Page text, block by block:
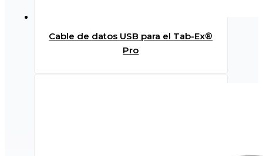
Cable de datos USB para el Tab-Ex®
Pro